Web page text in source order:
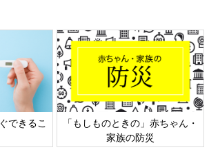
日本外来小児科学会リーフレッ
六星占術 細